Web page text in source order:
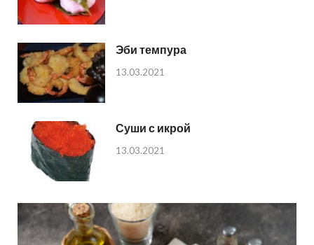
Эби темпура
13.03.2021
Суши с икрой
13.03.2021